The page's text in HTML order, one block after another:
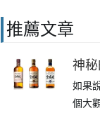
推薦文章
神
如果
個大